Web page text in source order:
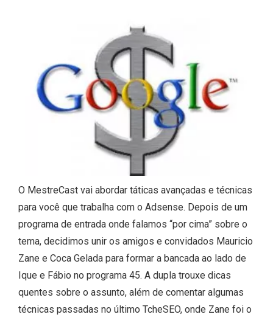
O MestreCast vai abordar táticas avançadas e técnicas
para você que trabalha com o Adsense. Depois de um
programa de entrada onde falamos “por cima” sobre o
tema, decidimos unir os amigos e convidados Mauricio
Zane e Coca Gelada para formar a bancada ao lado de
Ique e Fábio no programa 45. A dupla trouxe dicas
quentes sobre o assunto, além de comentar algumas
técnicas passadas no último TcheSEO, onde Zane foi o